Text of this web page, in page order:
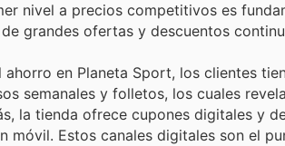
nivel a precios competitivos es
grandes ofertas y descuentos
ahorro en Planeta Sport, los clientes
semanales y folletos, los cuales
la tienda ofrece cupones digitales y
móvil. Estos canales digitales son el